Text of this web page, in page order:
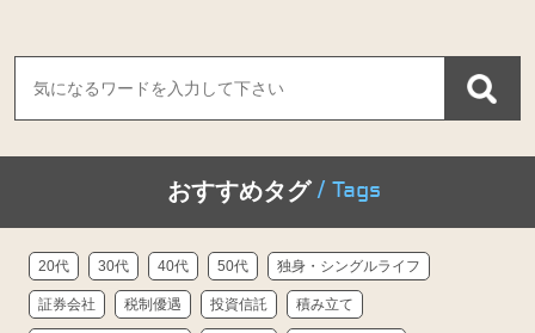
おすすめタグ/ Tags
20代 30代 40代 50代 独身・シングルライフ
証券会社 税制優遇 投資信託 積み立て